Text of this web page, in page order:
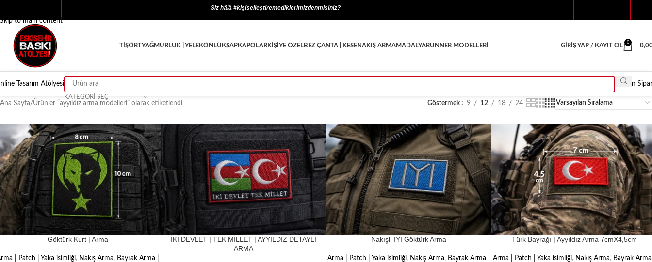
Skip to navigation
Skip to main content
Siz hâlâ #kişiselleştiremediklerimizdenmisiniz?
TİŞÖRTYAĞMURLUK | YELEKÖNLÜKŞAPKAPOLARKİŞİYE ÖZELBEZ ÇANTA | KESENAKIŞ ARMAMADALYARUNNER MODELLERI GIRIŞ YAP / KAYIT OL
0
Tasarım Atölyesi
KATEGORI SEÇ
Toptan
Ana Sayfa Ürünler “ayyıldız arma modelleri” olarak etiketlendi Göstermek 9 12 18 24
Göktürk Kurt | Arma
| Patch | Yaka isimliği, Nakış Arma, Bayrak Arma |
İKİ DEVLET | TEK MİLLET | AYYILDIZ DETAYLI
ARMA
Nakışlı IYI Göktürk Arma
Arma | Patch | Yaka isimliği, Nakış Arma, Bayrak Arma |
Türk Bayrağı | Ayyıldız Arma 7cmX4,5cm
Arma | Patch | Yaka isimliği, Nakış Arma, Bayrak